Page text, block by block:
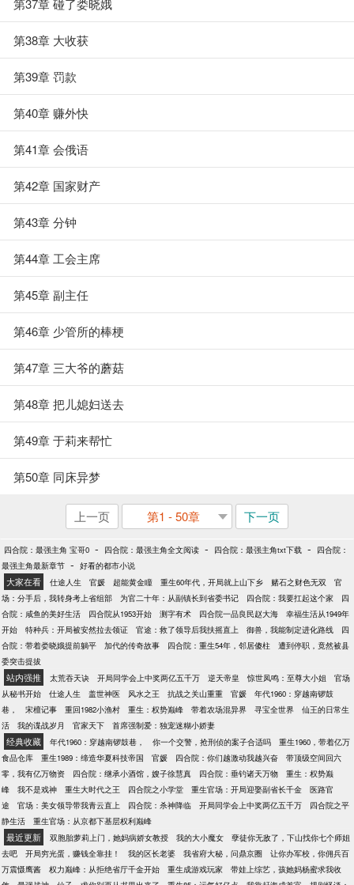
第37章 碰了娄晓娥
第38章 大收获
第39章 罚款
第40章 赚外快
第41章 会俄语
第42章 国家财产
第43章 分钟
第44章 工会主席
第45章 副主任
第46章 少管所的棒梗
第47章 三大爷的蘑菇
第48章 把儿媳妇送去
第49章 于莉来帮忙
第50章 同床异梦
上一页 第1 - 50章 下一页
四合院：最强主角 宝哥0 - 四合院：最强主角全文阅读 - 四合院：最强主角txt下载 -
四合院：
最强主角最新章节 - 好看的都市小说
大家在看 仕途人生 官媛 超能黄金瞳 重生60年代，开局就上山下乡 赌石之财色无双
官
场：分手后，我转身考上省组部
为官二十年：从副镇长到省委书记 四合院：我要扛起这个家
四
合院：咸鱼的美好生活
四合院从1953开始 测字有术 四合院一品良民赵大海
幸福生活从1949年
开始
特种兵：开局被安然拉去领证 官途：救了领导后我扶摇直上 御兽，我能制定进化路线
四
合院：带着娄晓娥提前躺平
加代的传奇故事 四合院：重生54年，邻居傻柱
遭到停职，竟然被县
委突击提拔
站内强推 太荒吞天诀 开局同学会上中奖两亿五千万 逆天帝皇 惊世凤鸣：至尊大小姐
官场
从秘书开始
仕途人生 盖世神医 风水之王 抗战之关山重重 官媛
年代1960：穿越南锣鼓
巷，
宋檀记事 重回1982小渔村 重生：权势巅峰 带着农场混异界 寻宝全世界
仙王的日常生
活
我的谍战岁月 官家天下 首席强制爱：独宠迷糊小娇妻
经典收藏 年代1960：穿越南锣鼓巷， 你一个交警，抢刑侦的案子合适吗
重生1960，带着亿万
食品仓库
重生1989：缔造华夏科技帝国 官媛 四合院：你们越激动我越兴奋
带顶级空间回六
零，我有亿万物资
四合院：继承小酒馆，嫂子徐慧真 四合院：垂钓诸天万物
重生：权势巅
峰
我不是戏神 重生大时代之王 四合院之小学堂 重生官场：开局迎娶副省长千金
医路官
途
官场：美女领导带我青云直上 四合院：杀神降临 开局同学会上中奖两亿五千万
四合院之平
静生活
重生官场：从京都下基层权利巅峰
最近更新 双胞胎萝莉上门，她妈病娇女教授 我的大小魔女
孽徒你无敌了，下山找你七个师姐
去吧
开局穷光蛋，赚钱全靠挂！ 我的区长老婆 我省府大秘，问鼎京圈
让你办军校，你佣兵百
万震慑鹰酱
权力巅峰：从拒绝省厅千金开始 重生成游戏玩家
带娃上综艺，孩她妈杨蜜求我收